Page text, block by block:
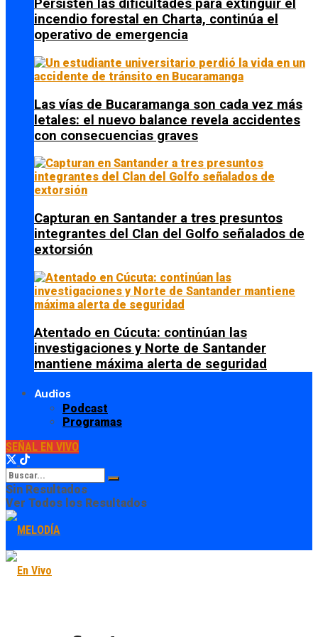
Persisten las dificultades para extinguir el
incendio forestal en Charta, continúa el
operativo de emergencia
Las vías de Bucaramanga son cada vez más
letales: el nuevo balance revela accidentes
con consecuencias graves
Capturan en Santander a tres presuntos
integrantes del Clan del Golfo señalados de
extorsión
Atentado en Cúcuta: continúan las
investigaciones y Norte de Santander
mantiene máxima alerta de seguridad
Audios
Podcast
Programas
SEÑAL EN VIVO
Sin Resultados
Ver Todos los Resultados